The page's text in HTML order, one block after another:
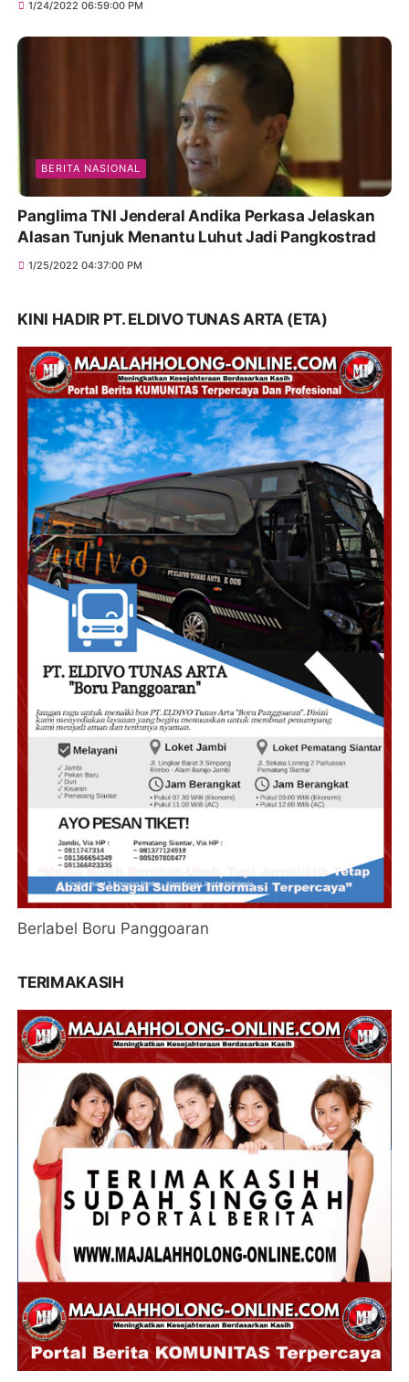
1/24/2022 06:59:00 PM
BERITA NASIONAL
Panglima TNI Jenderal Andika Perkasa Jelaskan
Alasan Tunjuk Menantu Luhut Jadi Pangkostrad
1/25/2022 04:37:00 PM
KINI HADIR PT. ELDIVO TUNAS ARTA (ETA)
Berlabel Boru Panggoaran
TERIMAKASIH